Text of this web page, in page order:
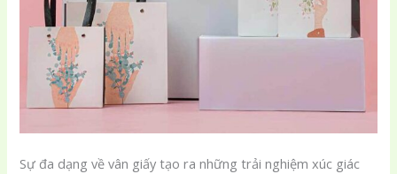
Sự đa dạng về vân giấy tạo ra những trải nghiệm xúc giác